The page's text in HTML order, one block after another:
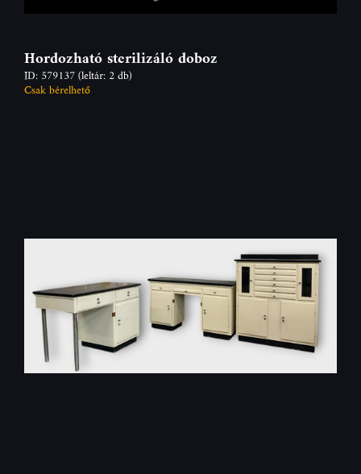
Hordozható sterilizáló doboz
ID: 579137(leltár: 2 db)
Csak bérelhető